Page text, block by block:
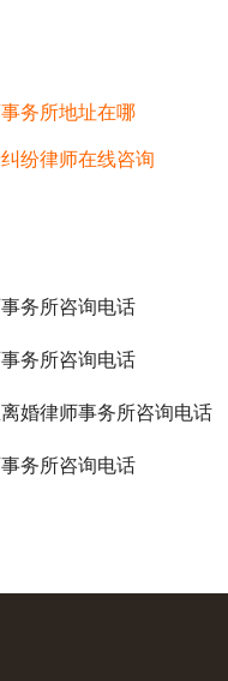
务所地址在哪
纷律师在线咨询
务所咨询电话
务所咨询电话
婚律师事务所咨询电话
务所咨询电话